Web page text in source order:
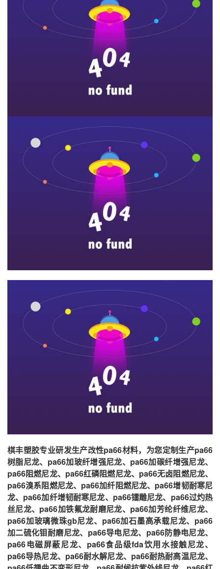
棋丰塑胶专业研发生产改性pa66材料，为您定制生产pa66
树脂尼龙、pa66加玻纤增强尼龙、pa66加碳纤增强尼龙、
pa66阻燃尼龙、pa66红磷阻燃尼龙、pa66无卤阻燃尼龙、
pa66溴系阻燃尼龙、pa66加纤阻燃尼龙、pa66增韧耐寒尼
龙、pa66加纤增韧耐寒尼龙、pa66镭雕尼龙、pa66过灼热
丝尼龙、pa66加铁氟龙耐磨尼龙、pa66加芳纶纤维尼龙、
pa66加玻璃微珠gb尼龙、pa66加石墨高承载尼龙、pa66
加二硫化钼耐磨尼龙、pa66导电尼龙、pa66防静电尼龙、
pa66电磁屏蔽尼龙、pa66食品级fda饮用水接触尼龙、
pa66导热尼龙、pa66耐水解尼龙、pa66耐热耐高温尼龙、